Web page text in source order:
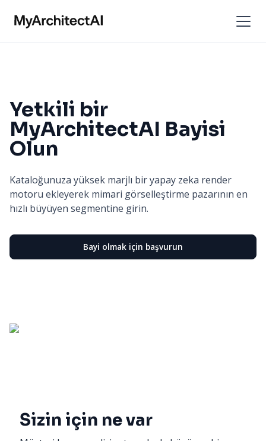
Yetkili bir
MyArchitectAI Bayisi
Olun
Kataloğunuza yüksek marjlı bir yapay zeka render
motoru ekleyerek mimari görselleştirme pazarının en
hızlı büyüyen segmentine girin.
Bayi olmak için başvurun
Sizin için ne var